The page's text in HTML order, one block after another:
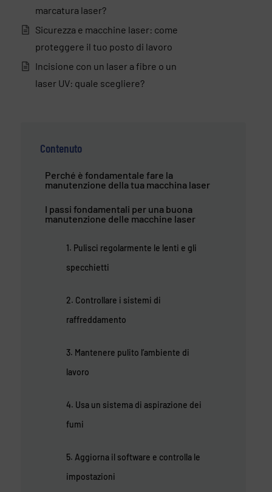
marcatura laser?
Sicurezza e macchine laser: come
proteggere il tuo posto di lavoro
Incisione con un laser a fibre o un
laser UV: quale scegliere?
Contenuto
Perché è fondamentale fare la
manutenzione della tua macchina laser
I passi fondamentali per una buona
manutenzione delle macchine laser
1. Pulisci regolarmente le lenti e gli
specchietti
2. Controllare i sistemi di
raffreddamento
3. Mantenere pulito l’ambiente di
lavoro
4. Usa un sistema di aspirazione dei
fumi
5. Aggiorna il software e controlla le
impostazioni